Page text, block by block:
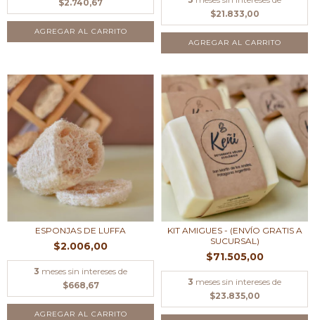
$2.740,67
AGREGAR AL CARRITO
$21.833,00
ESPONJAS DE LUFFA
$2.006,00
3 meses sin intereses de
$668,67
AGREGAR AL CARRITO
KIT AMIGUES - (ENVÍO GRATIS A
SUCURSAL)
$71.505,00
3 meses sin intereses de
$23.835,00